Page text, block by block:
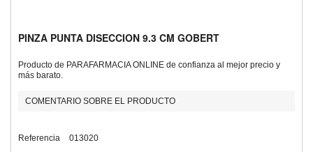
PINZA PUNTA DISECCION 9.3 CM GOBERT
Producto de PARAFARMACIA ONLINE de confianza al mejor precio y
más barato.
COMENTARIO SOBRE EL PRODUCTO
Referencia 013020